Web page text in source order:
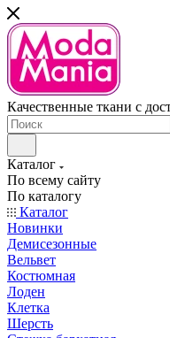
Качественные ткани с
Каталог
По всему сайту
По каталогу
Каталог
Новинки
Демисезонные
Вельвет
Костюмная
Лоден
Клетка
Шерсть